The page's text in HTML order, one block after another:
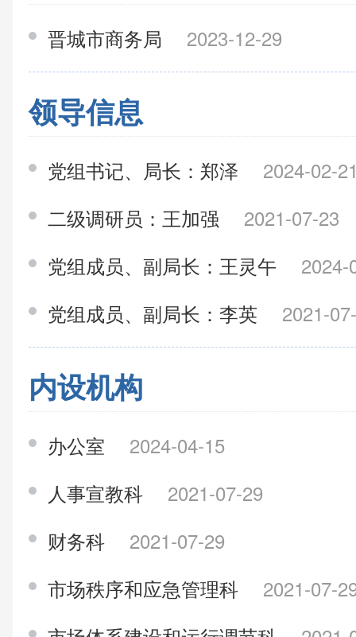
晋城市商务局 2023-12-29
领导信息
党组书记、局长：郑泽
2024-02-
二级调研员：王加强
2021-07-23
党组成员、副局长：王灵午
2024-
党组成员、副局长：李英
2021-
内设机构
办公室
2024-04-15
人事宣教科
2021-07-29
财务科
2021-07-29
市场秩序和应急管理科
2021-07-